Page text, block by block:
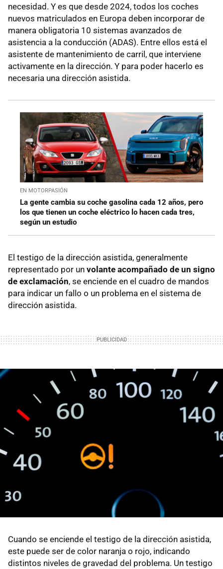
necesidad. Y es que desde 2024, todos los coches
nuevos matriculados en Europa deben incorporar de
manera obligatoria 10 sistemas avanzados de
asistencia a la conducción (ADAS). Entre ellos está el
asistente de mantenimiento de carril, que interviene
activamente en la dirección. Y para poder hacerlo es
necesaria una dirección asistida.
EN MOTORPASIÓN
La gente cambia su coche gasolina cada 12 años, pero
los que tienen un coche eléctrico lo hacen cada tres,
según un estudio
El testigo de la dirección asistida, generalmente
representado por un volante acompañado de un signo
de exclamación, se enciende en el cuadro de mandos
para indicar un fallo o un problema en el sistema de
dirección asistida.
Cuando se enciende el testigo de la dirección asistida,
este puede ser de color naranja o rojo, indicando
distintos niveles de gravedad del problema. Un testigo